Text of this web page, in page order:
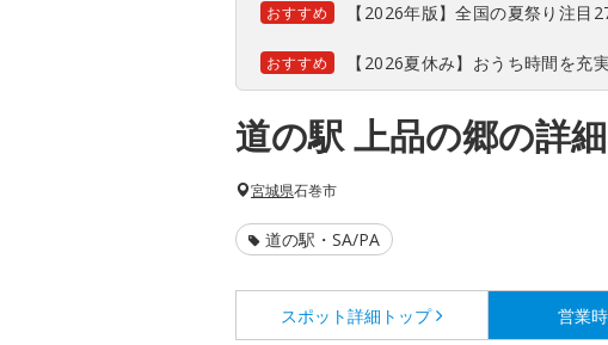
おすすめ 【2026年版】全国の夏祭り注目
おすすめ 【2026夏休み】おうち時間を充
道の駅 上品の郷の詳
宮城県石巻市
道の駅・SA/PA
スポット詳細 トップ 営業